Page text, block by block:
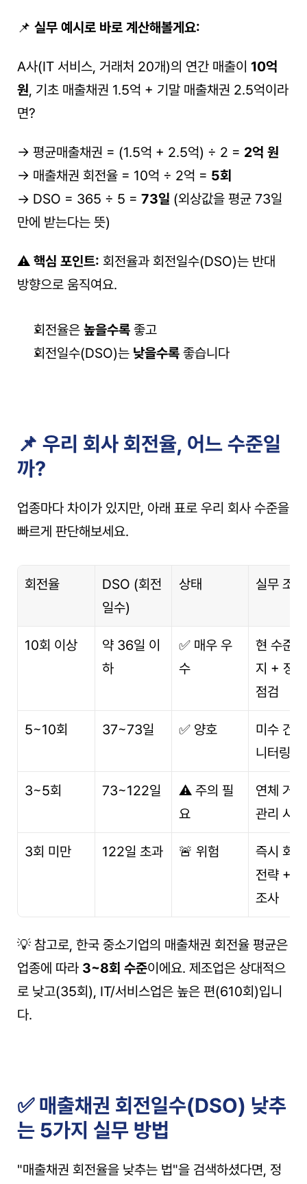
📌 실무 예시로 바로 계산해볼게요:
A사(IT 서비스, 거래처 20개)의 연간 매출이 10억
원, 기초 매출채권 1.5억 + 기말 매출채권 2.5억이라
면?
→ 평균매출채권 = (1.5억 + 2.5억) ÷ 2 = 2억 원
→ 매출채권 회전율 = 10억 ÷ 2억 = 5회
→ DSO = 365 ÷ 5 = 73일 (외상값을 평균 73일
만에 받는다는 뜻)
⚠️ 핵심 포인트: 회전율과 회전일수(DSO)는 반대
방향으로 움직여요.
회전율은 높을수록 좋고
회전일수(DSO)는 낮을수록 좋습니다
📌 우리 회사 회전율, 어느 수준일
까?
업종마다 차이가 있지만, 아래 표로 우리 회사 수준을
빠르게 판단해보세요.
회전율
DSO (회전
일수)
상태 실무 조치
10회 이상
약 36일 이
하
✅ 매우 우
수
현 수준
지 + 정기
점검
5~10회 37~73일 ✅ 양호
미수 건
니터링
3~5회 73~122일
⚠️ 주의 필
요
연체 거
관리 시급
3회 미만 122일 초과 🚨 위험
즉시 회수
전략 +
조사
💡 참고로, 한국 중소기업의 매출채권 회전율 평균은
업종에 따라 3~8회 수준이에요. 제조업은 상대적으
로 낮고(35회), IT/서비스업은 높은 편(610회)입니
다.
✅ 매출채권 회전일수(DSO) 낮추
는 5가지 실무 방법
"매출채권 회전율을 낮추는 법"을 검색하셨다면, 정